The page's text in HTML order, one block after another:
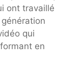
ont travaillé
qui
en